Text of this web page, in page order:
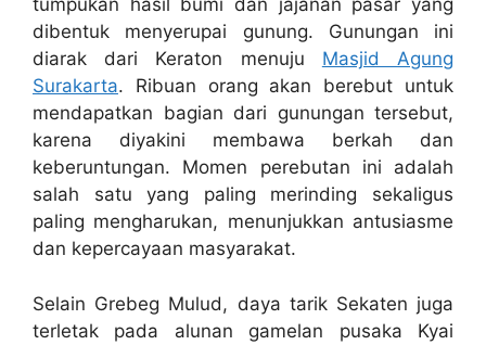
tumpukan hasil bumi dan jajanan pasar yang
dibentuk menyerupai gunung. Gunungan ini
diarak dari Keraton menuju Masjid Agung
Surakarta. Ribuan orang akan berebut untuk
mendapatkan bagian dari gunungan tersebut,
karena diyakini membawa berkah dan
keberuntungan. Momen perebutan ini adalah
salah satu yang paling merinding sekaligus
paling mengharukan, menunjukkan antusiasme
dan kepercayaan masyarakat.
Selain Grebeg Mulud, daya tarik Sekaten juga
terletak pada alunan gamelan pusaka Kyai